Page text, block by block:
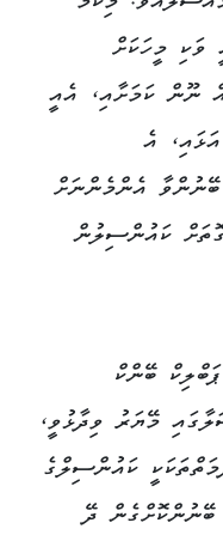
ވަކި މީހަކަށް
ނޫން ކަމަށާއި، އެއީ
އެ
އެންމެންނަށް
ކައުންސިލުން
ބޭންކް
މޭޔަރު ވިދާޅުވީ،
ކައުންސިލްގެ
ދޭ